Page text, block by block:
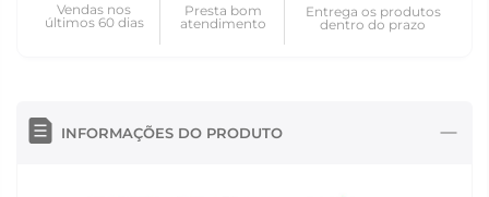
Vendas nos
últimos 60 dias
Presta bom
atendimento
Entrega os produtos
dentro do prazo
INFORMAÇÕES DO PRODUTO